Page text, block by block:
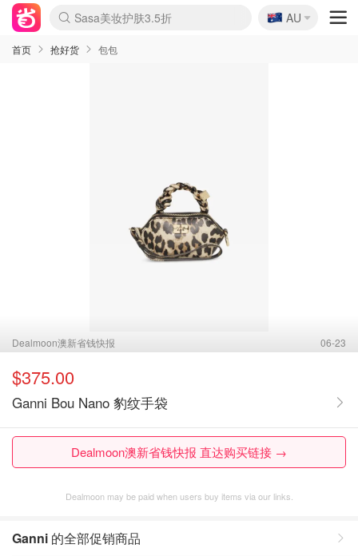
lululemon折扣上新
Sasa美妆护肤3.5折
SSENSE年中2.5折
FreshBeauty好价汇总
Cettire降价+叠9折
WWS Coles超市实拍
viagogo二手票捡漏
Myer超级周末
The Outnet奢牌1折起
David Jones 3折起
Flannels大牌1折
Perfumes Club护肤1折
AMIRO面罩$251
Amazon折扣汇总
eToro入金$200送$50
Amazon数码好物
ICONIC本周7.5折
ThedoubleF高奢地板价
Moose Knuckles 6折
丝芙兰5折起
EUFY摄像头$98
Selenichast首饰2折
Trip机票酒店促销
YSL送5件彩妆礼
Amazon家居好物
Amazon美妆护肤
雅漾大喷$8
过敏原检测盒$33
伊索独家赠50ml沐浴露
科颜氏高保湿面霜$29
SEALIFE海洋馆门票6折
丝塔芙大白罐$16
订阅Newsletter送香薰
Cult Beauty 6.8折
Harrods圣诞日历$525
LN-CC奢牌私促3折
d'Alba空姐喷雾$16
EVE LOM套装£56
Bernardelli独家4折
Adore Beauty 6折起
CT圣诞日历
Mytheresa奢品2.7折
Luxury Escapes 9折
Currentbody美容仪$881
MOON Garden Live
Roborock扫地机$649
Tingo Life水杯$24
Valentino官网5折
CR洗护套装$23
修丽可4件套$159
Myer彩妆2件7折
GANNI官网4.5折
Stylevana韩妆4折
Tessabit高奢8.5折
OGX洗发水$11
Amazon阿德莱德次日达
卡诗8.5折+赠礼
Philips Hue灯具8折
🇦🇺
AU
首页 抢好货 包包
Dealmoon澳新省钱快报 06-23
$375.00
Ganni Bou Nano 豹纹手袋
Dealmoon澳新省钱快报 直达购买链接 →
Dealmoon may be paid when users buy items via our links.
Ganni 的全部促销商品